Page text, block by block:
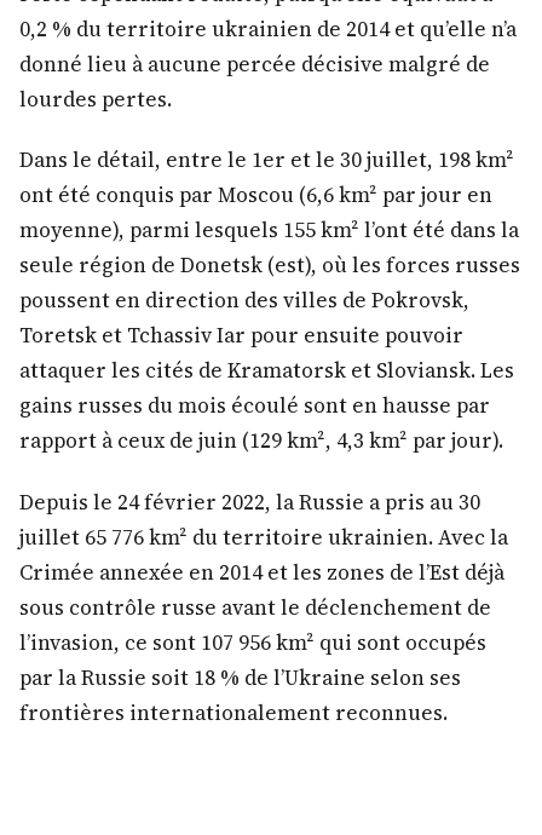
0,2 % du territoire ukrainien de 2014 et qu’elle n’a
donné lieu à aucune percée décisive malgré de
lourdes pertes.
Dans le détail, entre le 1er et le 30 juillet, 198 km²
ont été conquis par Moscou (6,6 km² par jour en
moyenne), parmi lesquels 155 km² l’ont été dans la
seule région de Donetsk (est), où les forces russes
poussent en direction des villes de Pokrovsk,
Toretsk et Tchassiv Iar pour ensuite pouvoir
attaquer les cités de Kramatorsk et Sloviansk. Les
gains russes du mois écoulé sont en hausse par
rapport à ceux de juin (129 km², 4,3 km² par jour).
Depuis le 24 février 2022, la Russie a pris au 30
juillet 65 776 km² du territoire ukrainien. Avec la
Crimée annexée en 2014 et les zones de l’Est déjà
sous contrôle russe avant le déclenchement de
l’invasion, ce sont 107 956 km² qui sont occupés
par la Russie soit 18 % de l’Ukraine selon ses
frontières internationalement reconnues.